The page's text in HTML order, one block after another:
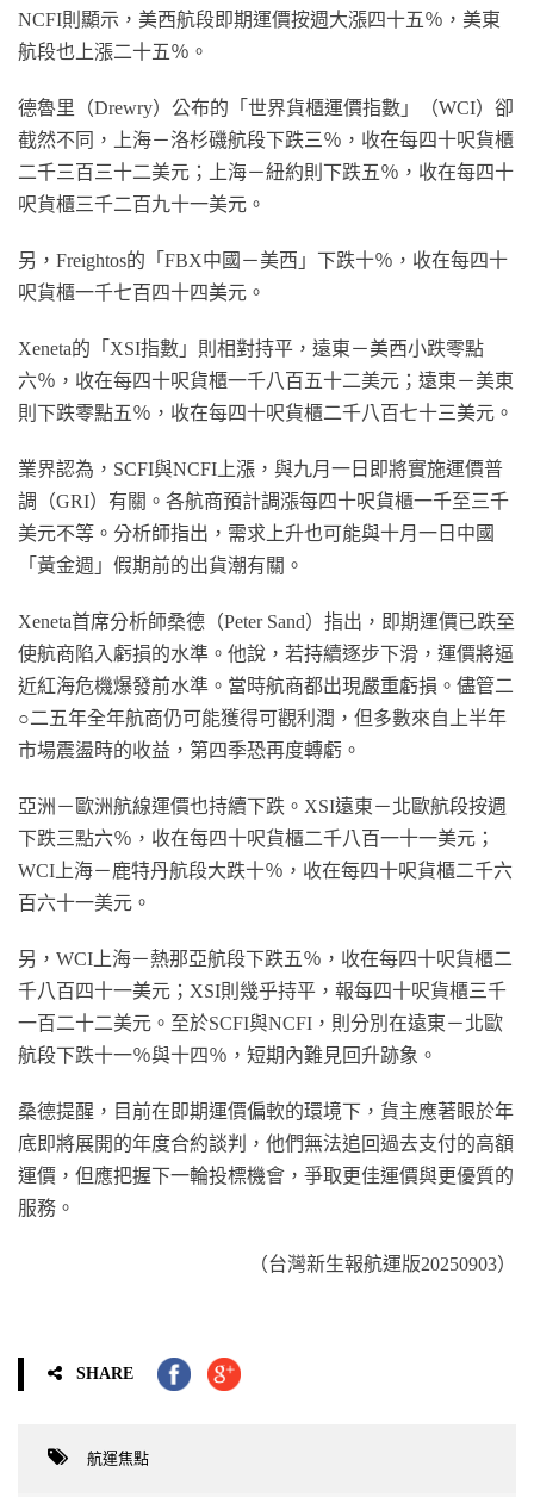
NCFI則顯示，美西航段即期運價按週大漲四十五％，美東
航段也上漲二十五％。
德魯里（Drewry）公布的「世界貨櫃運價指數」（WCI）卻
截然不同，上海－洛杉磯航段下跌三％，收在每四十呎貨櫃
二千三百三十二美元；上海－紐約則下跌五％，收在每四十
呎貨櫃三千二百九十一美元。
另，Freightos的「FBX中國－美西」下跌十％，收在每四十
呎貨櫃一千七百四十四美元。
Xeneta的「XSI指數」則相對持平，遠東－美西小跌零點
六％，收在每四十呎貨櫃一千八百五十二美元；遠東－美東
則下跌零點五％，收在每四十呎貨櫃二千八百七十三美元。
業界認為，SCFI與NCFI上漲，與九月一日即將實施運價普
調（GRI）有關。各航商預計調漲每四十呎貨櫃一千至三千
美元不等。分析師指出，需求上升也可能與十月一日中國
「黃金週」假期前的出貨潮有關。
Xeneta首席分析師桑德（Peter Sand）指出，即期運價已跌至
使航商陷入虧損的水準。他說，若持續逐步下滑，運價將逼
近紅海危機爆發前水準。當時航商都出現嚴重虧損。儘管二
○二五年全年航商仍可能獲得可觀利潤，但多數來自上半年
市場震盪時的收益，第四季恐再度轉虧。
亞洲－歐洲航線運價也持續下跌。XSI遠東－北歐航段按週
下跌三點六％，收在每四十呎貨櫃二千八百一十一美元；
WCI上海－鹿特丹航段大跌十％，收在每四十呎貨櫃二千六
百六十一美元。
另，WCI上海－熱那亞航段下跌五％，收在每四十呎貨櫃二
千八百四十一美元；XSI則幾乎持平，報每四十呎貨櫃三千
一百二十二美元。至於SCFI與NCFI，則分別在遠東－北歐
航段下跌十一％與十四％，短期內難見回升跡象。
桑德提醒，目前在即期運價偏軟的環境下，貨主應著眼於年
底即將展開的年度合約談判，他們無法追回過去支付的高額
運價，但應把握下一輪投標機會，爭取更佳運價與更優質的
服務。
（台灣新生報航運版20250903）
SHARE
航運焦點